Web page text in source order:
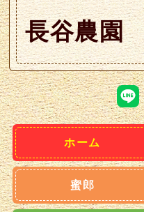
長谷農園
ホーム
蜜郎